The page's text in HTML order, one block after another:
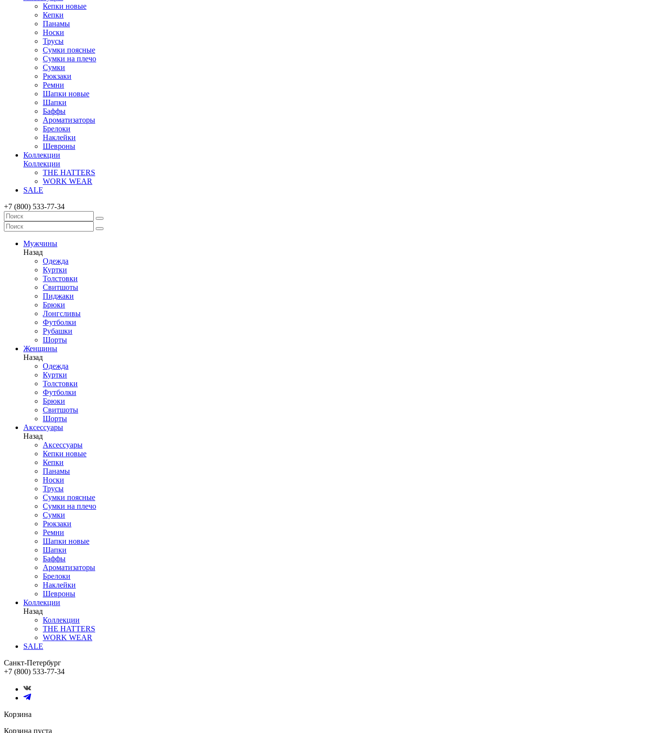
Кепки новые
Кепки
Панамы
Носки
Трусы
Сумки поясные
Сумки на плечо
Сумки
Рюкзаки
Ремни
Шапки новые
Шапки
Баффы
Ароматизаторы
Брелоки
Наклейки
Шевроны
Коллекции
Коллекции
THE HATTERS
WORK WEAR
SALE
+7 (800) 533-77-34
Мужчины
Назад
Одежда
Куртки
Толстовки
Свитшоты
Пиджаки
Брюки
Лонгсливы
Футболки
Рубашки
Шорты
Женщины
Назад
Одежда
Куртки
Толстовки
Футболки
Брюки
Свитшоты
Шорты
Аксессуары
Назад
Аксессуары
Кепки новые
Кепки
Панамы
Носки
Трусы
Сумки поясные
Сумки на плечо
Сумки
Рюкзаки
Ремни
Шапки новые
Шапки
Баффы
Ароматизаторы
Брелоки
Наклейки
Шевроны
Коллекции
Назад
Коллекции
THE HATTERS
WORK WEAR
SALE
Санкт-Петербург
+7 (800) 533-77-34
Корзина
Корзина пуста